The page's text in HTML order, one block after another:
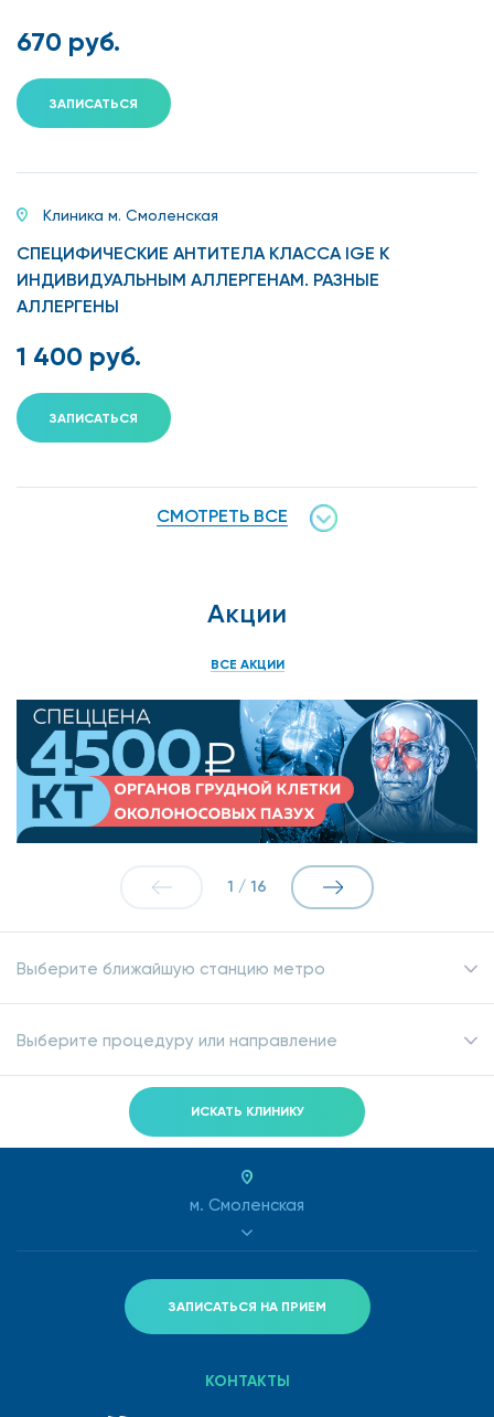
670 руб.
ЗАПИСАТЬСЯ
Клиника м. Смоленская
СПЕЦИФИЧЕСКИЕ АНТИТЕЛА КЛАССА IGE К
ИНДИВИДУАЛЬНЫМ АЛЛЕРГЕНАМ. РАЗНЫЕ
АЛЛЕРГЕНЫ
1 400 руб.
ЗАПИСАТЬСЯ
СМОТРЕТЬ ВСЕ
Акции
ВСЕ АКЦИИ
1 / 16
Выберите ближайшую станцию метро
Выберите процедуру или направление
ИСКАТЬ КЛИНИКУ
м. Смоленская
ЗАПИСАТЬСЯ НА ПРИЕМ
КОНТАКТЫ